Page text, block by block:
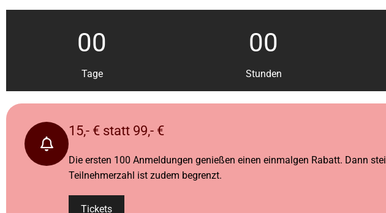
00
Tage
00
Stunden
15,- € statt 99,- €
Die ersten 100 Anmeldungen genießen einen einmalgen Rabatt. Dann
Teilnehmerzahl ist zudem begrenzt.
Tickets